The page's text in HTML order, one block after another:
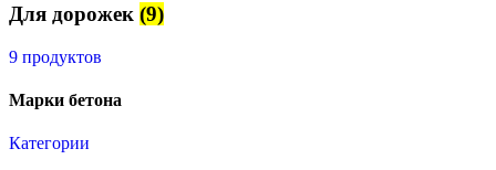
Для дорожек (9)
9 продуктов
Марки бетона
Категории